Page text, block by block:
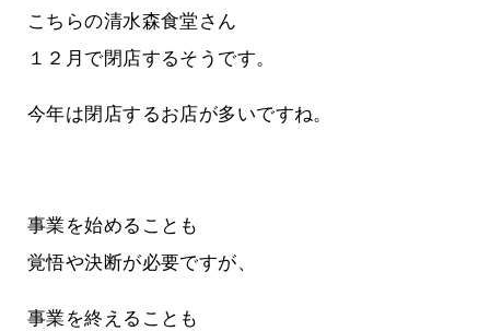
こちらの清水森食堂さん
１２月で閉店するそうです。
今年は閉店するお店が多いですね。
事業を始めることも
覚悟や決断が必要ですが、
事業を終えることも